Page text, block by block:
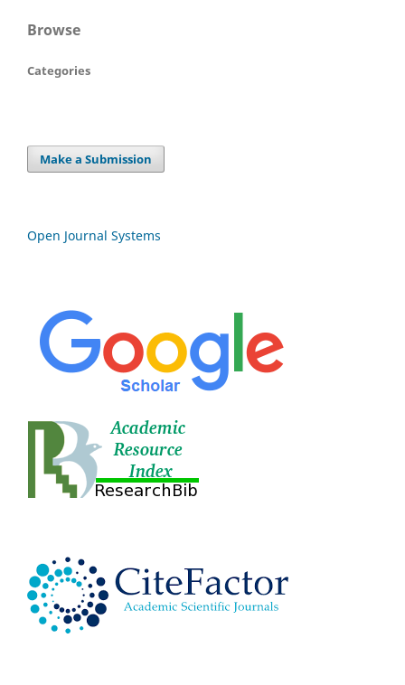
Browse
Categories
Make a Submission
Open Journal Systems